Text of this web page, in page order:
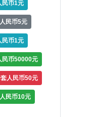
民币1元
民币5元
民币1元
民币50000元
人民币50元
民币10元